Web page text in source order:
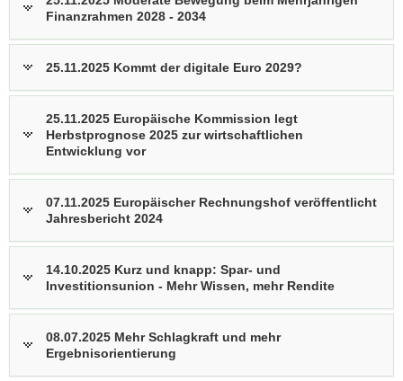
Finanzrahmen 2028 - 2034
25.11.2025 Kommt der digitale Euro 2029?
25.11.2025 Europäische Kommission legt
Herbstprognose 2025 zur wirtschaftlichen
Entwicklung vor
07.11.2025 Europäischer Rechnungshof veröffentlicht
Jahresbericht 2024
14.10.2025 Kurz und knapp: Spar- und
Investitionsunion - Mehr Wissen, mehr Rendite
08.07.2025 Mehr Schlagkraft und mehr
Ergebnisorientierung